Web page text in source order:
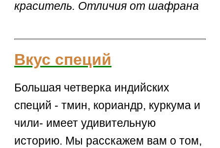
краситель. Отличия от шафрана
Вкус специй
Большая четверка индийских
специй - тмин, кориандр, куркума и
чили- имеет удивительную
историю. Мы расскажем вам о том,